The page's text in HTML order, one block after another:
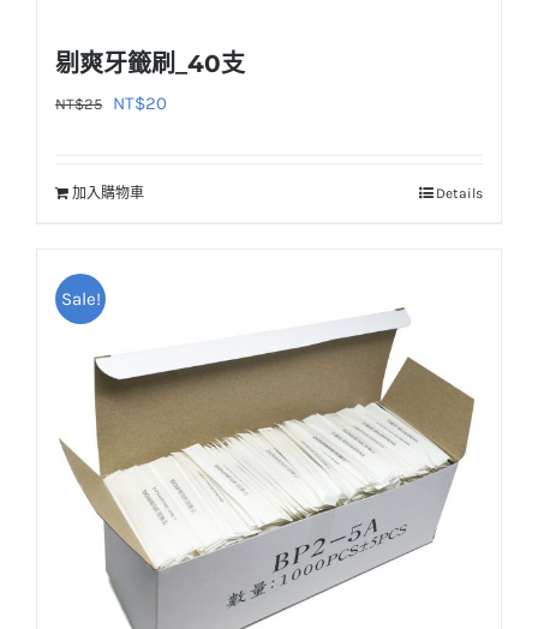
剔爽牙籤刷_40支
NT$25
原
格：
NT$20
加入購物車 Details
Sale!